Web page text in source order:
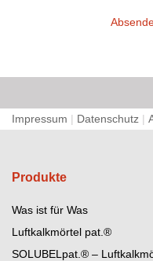
Impressum | Datenschutz |
Produkte
Was ist für Was
Luftkalkmörtel pat.®
SOLUBELpat.® –